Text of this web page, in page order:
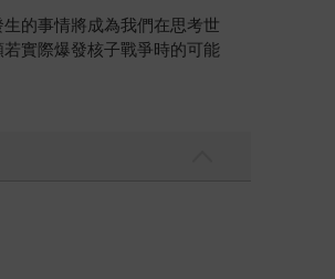
的事情將成為我們在思考世
實際爆發核子戰爭時的可能